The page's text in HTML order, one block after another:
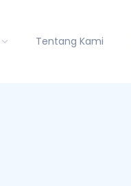
Tentang Kami